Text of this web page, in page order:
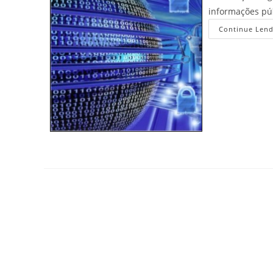
informações
Continue